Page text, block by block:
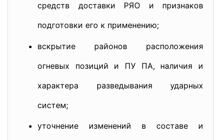
средств доставки РЯО и признаков
подготовки его к применению;
вскрытие районов расположения
огневых позиций и ПУ ПА, наличия и
характера разведывания ударных
систем;
уточнение изменений в составе и